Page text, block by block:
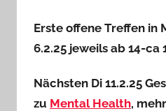
Erste offene Treffen in
6.2.25 jeweils ab 14-ca
Nächsten Di 11.2.25
zu Mental Health,